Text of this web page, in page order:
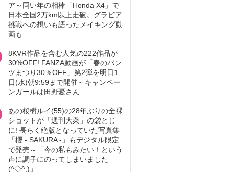
ア～同い年の相棒「Honda X4」で
日本全国2万km以上走破。グラビア
挑戦への想いも語ったメイキング動
画も
8KVR作品を含む人気の222作品が
30%OFF! FANZA動画が「春のパン
ツまつり30％OFF」第2弾を明日1
日(水)朝9:59まで開催～キャンペー
ンガールは田野憂さん
あの桜樹ルイ(55)の28年ぶりの全裸
ショットが「週刊大衆」の袋とじ
に! 長らく絶版となっていた写真集
「櫻 - SAKURA -」もデジタル限定
で発売～「今の私もみたい！という
声に調子にのってしまいました
(^◇^;)」